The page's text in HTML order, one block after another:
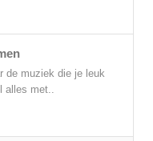
de muziek die je leuk
alles met..